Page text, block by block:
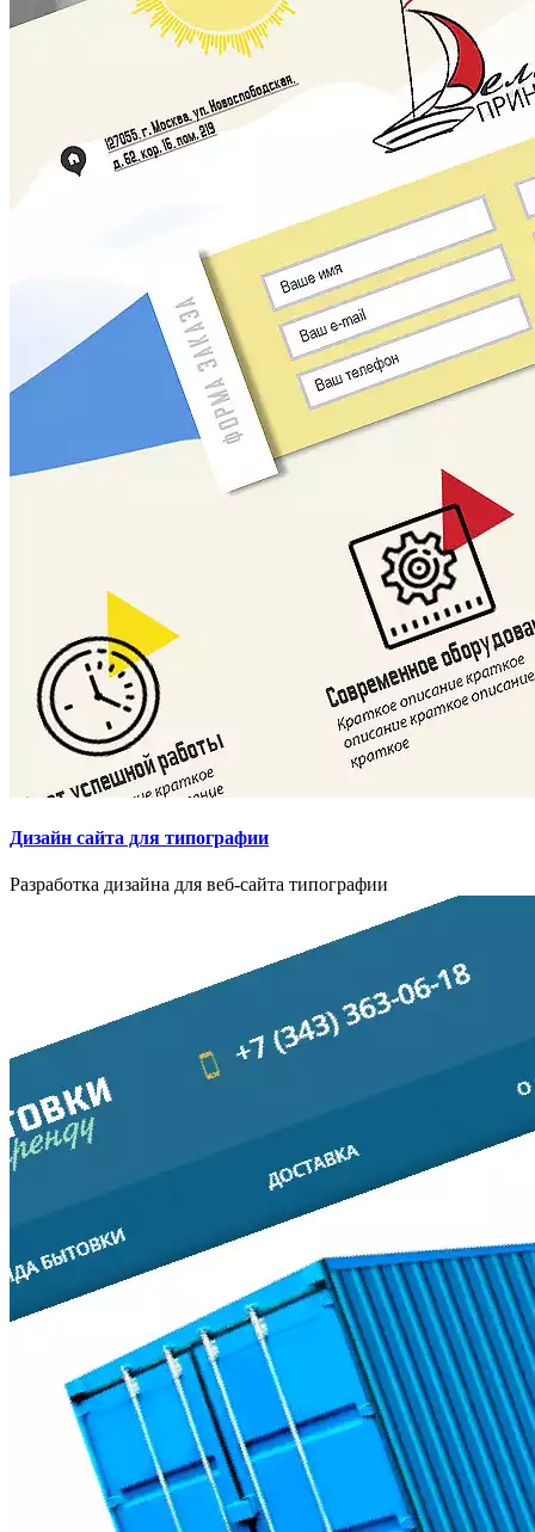
Дизайн сайта для типографии
Разработка дизайна для веб-сайта типографии